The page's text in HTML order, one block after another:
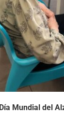
Día Mundial del